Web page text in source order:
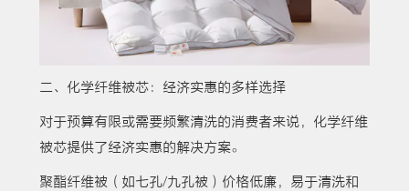
二、化学纤维被芯：经济实惠的多样选择
对于预算有限或需要频繁清洗的消费者来说，化学纤维
被芯提供了经济实惠的解决方案。
聚酯纤维被（如七孔/九孔被）价格低廉，易于清洗和